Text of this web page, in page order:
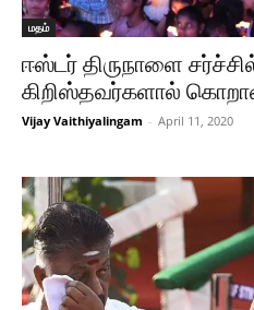
மதம்
ஈஸ்டர் திருநாளை
கிறிஸ்தவர்களால்
Vijay Vaithiyalingam - April 11, 2020